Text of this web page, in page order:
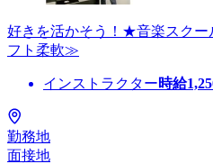
好きを活かそう！★音楽スク
フト柔軟≫
インストラクター時給
勤務地
面接地